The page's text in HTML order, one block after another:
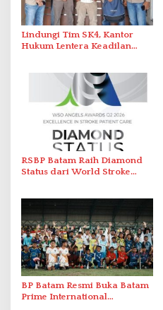
Lindungi Tim SK4, Kantor
Hukum Lentera Keadilan
Bukik Batarah
RSBP Batam Raih Diamond
Status dari World Stroke
Berstandar Internasional
BP Batam Resmi Buka Batam
Prime International